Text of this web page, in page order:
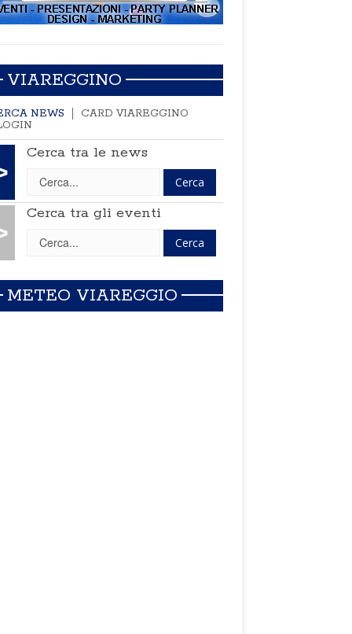
VIAREGGINO
NEWS
CARD VIAREGGINO
Cerca tra le news
Cerca tra gli eventi
METEO VIAREGGIO